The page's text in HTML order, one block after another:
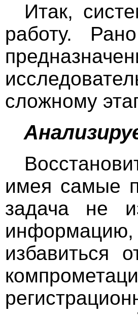
Итак,
работу.
сложному
имея самые
задача не
информацию,
избавиться